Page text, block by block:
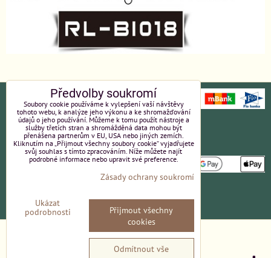
Ochrana osobních údajů
Platební údaje
Obchodní podmínky
Reklamace
Kontakt
Zásady ochrany soukromí
Předvolby soukromí
Soubory cookie používáme k vylepšení vaší návštěvy
tohoto webu, k analýze jeho výkonu a ke shromažďování
údajů o jeho používání. Můžeme k tomu použít nástroje a
služby třetích stran a shromážděná data mohou být
přenášena partnerům v EU, USA nebo jiných zemích.
Kliknutím na „Přijmout všechny soubory cookie“ vyjadřujete
svůj souhlas s tímto zpracováním. Níže můžete najít
podrobné informace nebo upravit své preference.
Zásady ochrany soukromí
Ukázat
podrobnosti
Přijmout všechny
cookies
Odmítnout vše